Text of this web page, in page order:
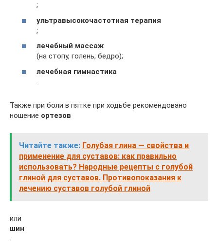
;
ультравысокочастотная терапия
;
лечебный массаж
(на стопу, голень, бедро);
лечебная гимнастика
Также при боли в пятке при ходьбе рекомендовано
ношение ортезов
Читайте также: Голубая глина — свойства и
применение для суставов: как правильно
использовать? Народные рецепты с голубой
глиной для суставов. Противопоказания к
лечению суставов голубой глиной
или
шин